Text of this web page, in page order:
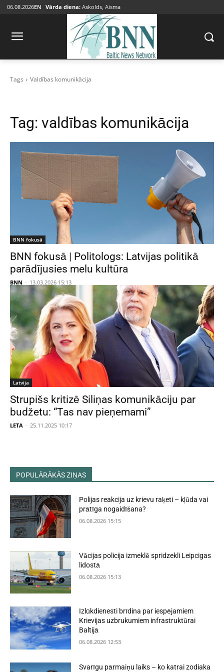
06.08.2026EN Vārda diena: Askolds, Aisma
Tags Valdības komunikācija
Tag: valdības komunikācija
BNN fokusā
BNN fokusā | Politologs: Latvijas politikā
parādījusies melu kultūra
BNN - 13.03.2026 15:13
Latvija
Strupišs kritizē Siliņas komunikāciju par
budžetu: “Tas nav pieņemami”
LETA - 25.11.2025 10:17
POPULĀRĀKĀS ZIŅAS
Polijas reakcija uz krievu raķeti – kļūda vai
prātīga nogaidīšana?
06.08.2026 15:15
Vācijas policija izmeklē spridzekli Leipcigas
lidostā
06.08.2026 15:13
Izlūkdienesti brīdina par iespējamiem
Krievijas uzbrukumiem infrastruktūrai
Baltijā
06.08.2026 12:53
Svarīgu pārmaiņu laiks – ko katrai zodiaka